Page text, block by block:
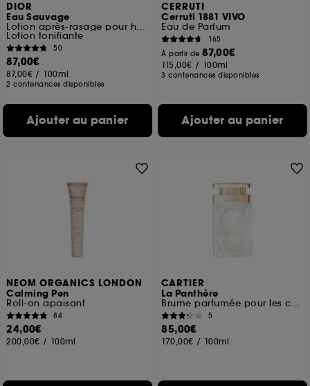
DIOR
Eau Sauvage
Lotion après-rasage pour homme
Lotion tonifiante
50
87,00€
87,00€ / 100ml
2 contenances disponibles
Ajouter au panier
CERRUTI
Cerruti 1881 VIVO
Eau de Parfum
165
À partir de87,00€
115,00€ / 100ml
3 contenances disponibles
Ajouter au panier
NEOM ORGANICS LONDON
Calming Pen
Roll-on apaisant
84
24,00€
200,00€ / 100ml
CARTIER
La Panthère
Brume parfumée pour les cheveux
5
85,00€
170,00€ / 100ml